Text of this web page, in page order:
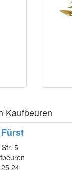
Kaufbeuren
5
24